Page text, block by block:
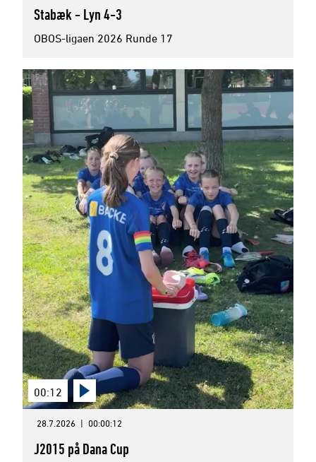
Stabæk - Lyn 4-3
OBOS-ligaen 2026 Runde 17
00:12
28.7.2026 | 00:00:12
J2015 på Dana Cup